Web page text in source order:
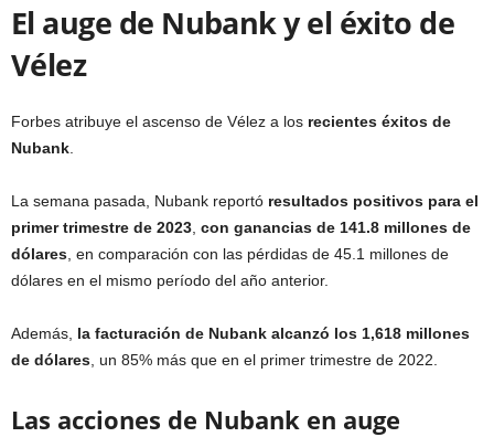
El auge de Nubank y el éxito de
Vélez
Forbes atribuye el ascenso de Vélez a los recientes éxitos de
Nubank
La semana pasada, Nubank reportó resultados positivos para el
primer trimestre de 2023 con ganancias de 141.8 millones de
dólares , en comparación con las pérdidas de 45.1 millones de
dólares en el mismo período del año anterior.
Además, la facturación de Nubank alcanzó los 1,618 millones
de dólares , un 85% más que en el primer trimestre de 2022.
Las acciones de Nubank en auge